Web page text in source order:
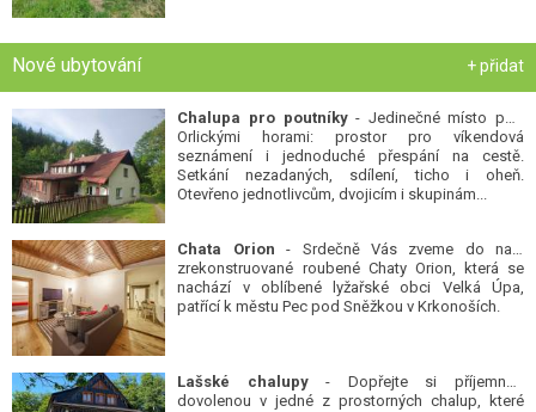
Nové ubytování + přidat
Chalupa pro poutníky- Jedinečné místo pod
Orlickými horami: prostor pro víkendová
seznámení i jednoduché přespání na cestě.
Setkání nezadaných, sdílení, ticho i oheň.
Otevřeno jednotlivcům, dvojicím i skupinám...
Chata Orion - Srdečně Vás zveme do naší
zrekonstruované roubené Chaty Orion, která se
nachází v oblíbené lyžařské obci Velká Úpa,
patřící k městu Pec pod Sněžkou v Krkonoších.
Lašské chalupy- Dopřejte si příjemnou
dovolenou v jedné z prostorných chalup, které